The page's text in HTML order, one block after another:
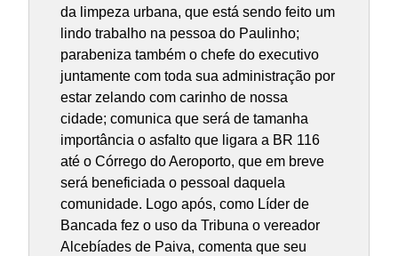
da limpeza urbana, que está sendo feito um
lindo trabalho na pessoa do Paulinho;
parabeniza também o chefe do executivo
juntamente com toda sua administração por
estar zelando com carinho de nossa
cidade; comunica que será de tamanha
importância o asfalto que ligara a BR 116
até o Córrego do Aeroporto, que em breve
será beneficiada o pessoal daquela
comunidade. Logo após, como Líder de
Bancada fez o uso da Tribuna o vereador
Alcebíades de Paiva, comenta que seu